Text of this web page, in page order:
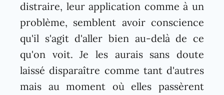
distraire, leur application comme à un
problème, semblent avoir conscience
qu'il s'agit d'aller bien au-delà de ce
qu'on voit. Je les aurais sans doute
laissé disparaître comme tant d'autres
mais au moment où elles passèrent